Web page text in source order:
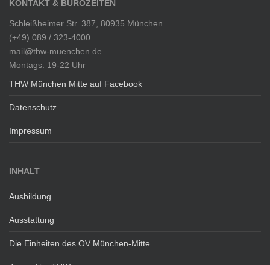
KONTAKT & BÜROZEITEN
Schleißheimer Str. 387, 80935 München
(+49) 089 / 323-4000
mail@thw-muenchen.de
Montags: 19-22 Uhr
THW München Mitte auf Facebook
Datenschutz
Impressum
INHALT
Ausbildung
Ausstattung
Die Einheiten des OV München-Mitte